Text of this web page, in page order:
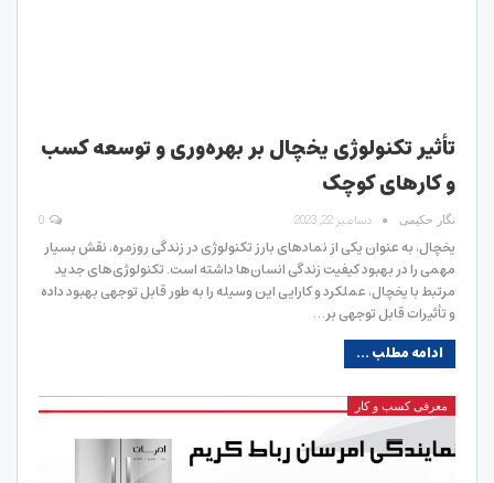
تأثیر تکنولوژی یخچال بر بهره‌وری و توسعه کسب
و کارهای کوچک
نگار حکیمی دسامبر 22, 2023
یخچال، به عنوان یکی از نمادهای بارز تکنولوژی در زندگی روزمره، نقش بسیار
مهمی را در بهبود کیفیت زندگی انسان‌ها داشته است. تکنولوژی‌های جدید
مرتبط با یخچال، عملکرد و کارایی این وسیله را به طور قابل توجهی بهبود داده
و تأثیرات قابل توجهی بر…
ادامه مطلب ...
معرفی کسب و کار